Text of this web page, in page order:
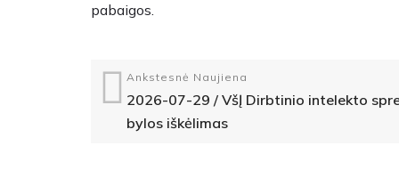
pabaigos.
Ankstesnė Naujiena
2026-07-29 / VšĮ Dirbtinio intelekto
bylos iškėlimas